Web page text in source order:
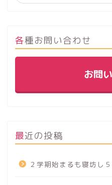
各種お問い合わせ
お問
最近の投稿
２学期始まるも寝坊し